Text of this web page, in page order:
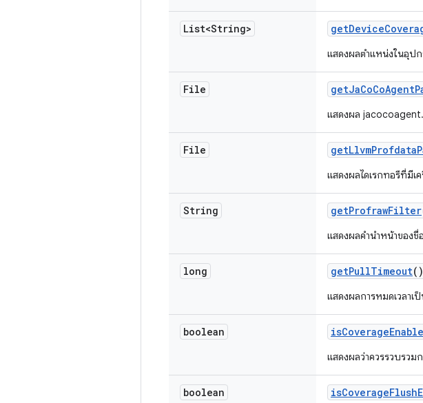
List<String> getDevice
แสดงผลตำแหน่งในอุป
File getJaCoCoAgent
แสดงผล
File getLlvmProfdata
แสดงผลไดเรกทอรีที่มี
String getProfrawFilter
แสดงผลคำนำหน้าของ
long getPullTimeout()
แสดงผลการหมดเวลา
boolean isCoverage
แสดงผลว่าควรรวบรวม
boolean isCoverageFlush